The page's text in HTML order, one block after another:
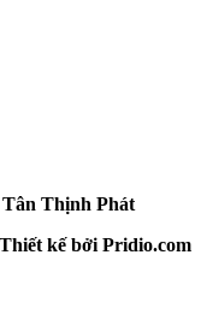
Tân Thịnh Phát
Thiết kế bởi Pridio.com